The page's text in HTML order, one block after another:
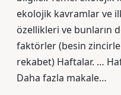
ekolojik kavramlar ve
özellikleri ve bunların
faktörler (besin
rekabet) Haftalar. …
Daha fazla makale…